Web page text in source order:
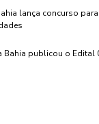
lança concurso
Bahia publicou o Edital